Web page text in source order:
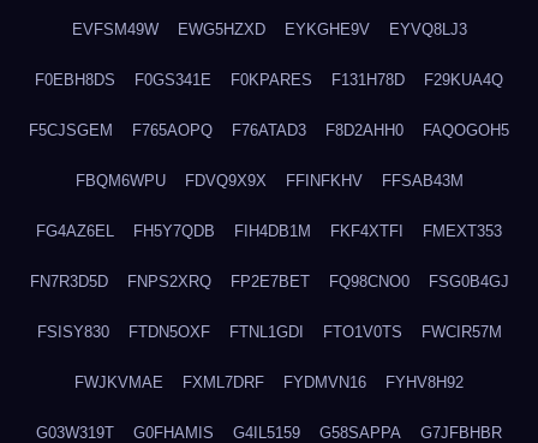
EVFSM49W EWG5HZXD EYKGHE9V EYVQ8LJ3
F0EBH8DS F0GS341E F0KPARES F131H78D F29KUA4Q
F5CJSGEM F765AOPQ F76ATAD3 F8D2AHH0 FAQOGOH5
FBQM6WPU FDVQ9X9X FFINFKHV FFSAB43M
FG4AZ6EL FH5Y7QDB FIH4DB1M FKF4XTFI FMEXT353
FN7R3D5D FNPS2XRQ FP2E7BET FQ98CNO0 FSG0B4GJ
FSISY830 FTDN5OXF FTNL1GDI FTO1V0TS FWCIR57M
FWJKVMAE FXML7DRF FYDMVN16 FYHV8H92
G03W319T G0FHAMIS G4IL5159 G58SAPPA G7JFBHBR